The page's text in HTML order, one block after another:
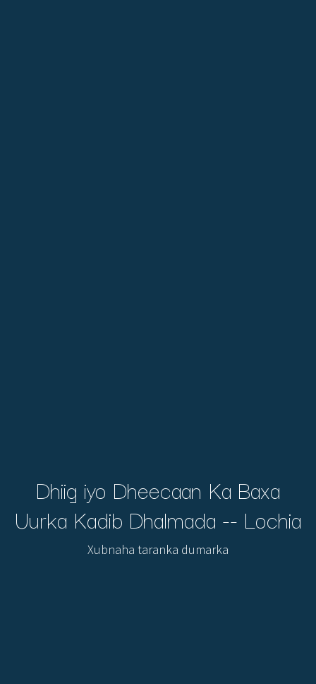
Dhiig iyo Dheecaan Ka Baxa
Uurka Kadib Dhalmada -- Lochia
Xubnaha taranka dumarka